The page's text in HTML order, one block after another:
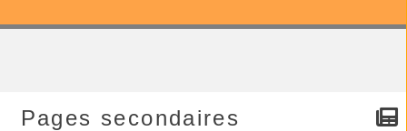
Pages secondaires